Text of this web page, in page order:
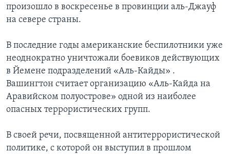
произошло в воскресенье в провинции аль-Джауф
на севере страны.
В последние годы американские беспилотники уже
неоднократно уничтожали боевиков действующих
в Йемене подразделений «Аль-Кайды» .
Вашингтон считает организацию «Аль-Кайда на
Аравийском полуострове» одной из наиболее
опасных террористических групп.
В своей речи, посвященной антитеррористической
политике, с которой он выступил в прошлом